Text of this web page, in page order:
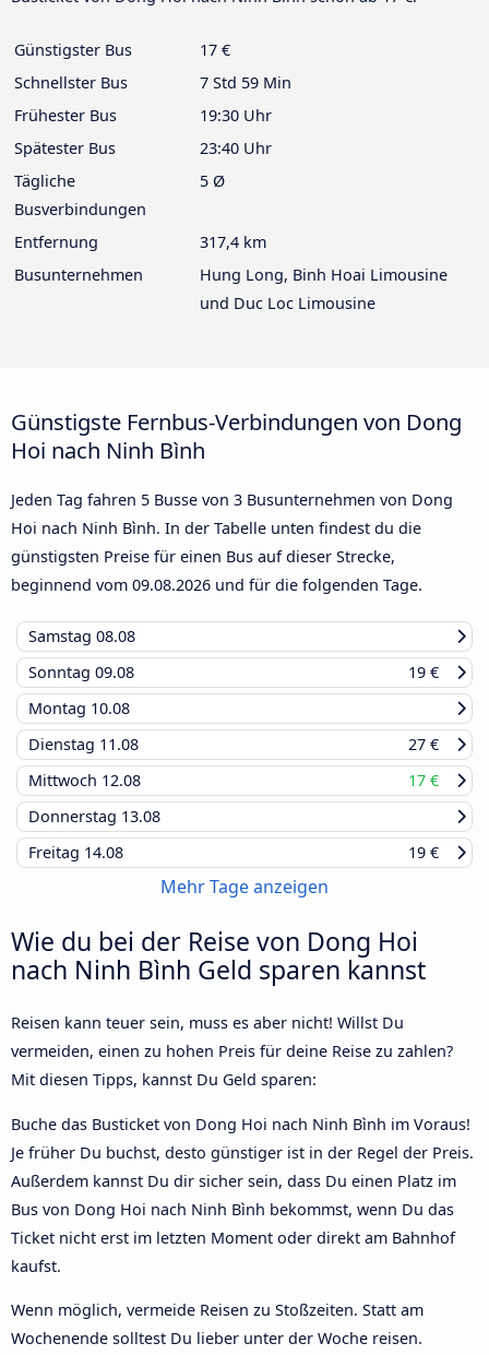
Günstigster Bus
17 €
Schnellster Bus
7 Std 59 Min
Frühester Bus
19:30 Uhr
Spätester Bus
23:40 Uhr
Tägliche
Busverbindungen
5 Ø
Entfernung
317,4 km
Busunternehmen
Hung Long, Binh Hoai Limousine
und Duc Loc Limousine
Günstigste Fernbus-Verbindungen von Dong
Hoi nach Ninh Bình
Jeden Tag fahren 5 Busse von 3 Busunternehmen von Dong
Hoi nach Ninh Bình. In der Tabelle unten findest du die
günstigsten Preise für einen Bus auf dieser Strecke,
beginnend vom 09.08.2026 und für die folgenden Tage.
Samstag 08.08
Sonntag 09.08
19 €
Montag 10.08
Dienstag 11.08
27 €
Mittwoch 12.08
17 €
Donnerstag 13.08
Freitag 14.08 19 €
Mehr Tage anzeigen
Wie du bei der Reise von Dong Hoi
nach Ninh Bình Geld sparen kannst
Reisen kann teuer sein, muss es aber nicht! Willst Du
vermeiden, einen zu hohen Preis für deine Reise zu zahlen?
Mit diesen Tipps, kannst Du Geld sparen:
Buche das Busticket von Dong Hoi nach Ninh Bình im Voraus!
Je früher Du buchst, desto günstiger ist in der Regel der Preis.
Außerdem kannst Du dir sicher sein, dass Du einen Platz im
Bus von Dong Hoi nach Ninh Bình bekommst, wenn Du das
Ticket nicht erst im letzten Moment oder direkt am Bahnhof
kaufst.
Wenn möglich, vermeide Reisen zu Stoßzeiten. Statt am
Wochenende solltest Du lieber unter der Woche reisen.